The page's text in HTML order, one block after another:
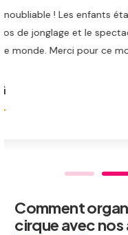
Le spectacle de
L’ambiance a été
parfaitement capté
Comment
cirque avec nos